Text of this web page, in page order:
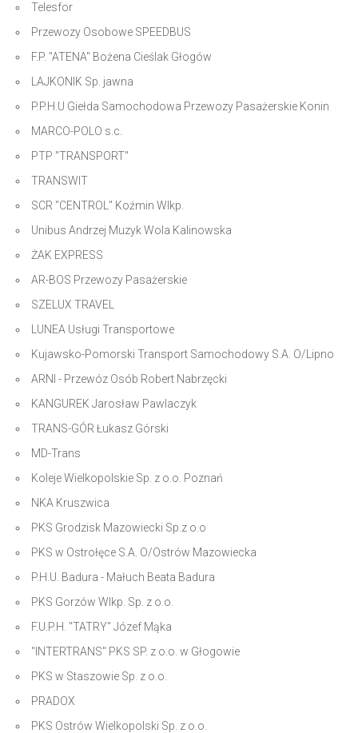
Telesfor
Przewozy Osobowe SPEEDBUS
F.P. "ATENA" Bożena Cieślak Głogów
LAJKONIK Sp. jawna
P.P.H.U Giełda Samochodowa Przewozy Pasażerskie Konin
MARCO-POLO s.c.
PTP "TRANSPORT"
TRANSWIT
SCR "CENTROL" Koźmin Wlkp.
Unibus Andrzej Muzyk Wola Kalinowska
ŻAK EXPRESS
AR-BOS Przewozy Pasażerskie
SZELUX TRAVEL
LUNEA Usługi Transportowe
Kujawsko-Pomorski Transport Samochodowy S.A. O/Lipno
ARNI - Przewóz Osób Robert Nabrzęcki
KANGUREK Jarosław Pawlaczyk
TRANS-GÓR Łukasz Górski
MD-Trans
Koleje Wielkopolskie Sp. z o.o. Poznań
NKA Kruszwica
PKS Grodzisk Mazowiecki Sp.z o.o
PKS w Ostrołęce S.A. O/Ostrów Mazowiecka
P.H.U. Badura - Małuch Beata Badura
PKS Gorzów Wlkp. Sp. z o.o.
F.U.P.H. "TATRY" Józef Mąka
"INTERTRANS" PKS SP. z o.o. w Głogowie
PKS w Staszowie Sp. z o.o.
PRADOX
PKS Ostrów Wielkopolski Sp. z o.o.